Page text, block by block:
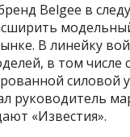
Belgee в
В линейку
в том числе с
силовой
руководитель
«Известия».